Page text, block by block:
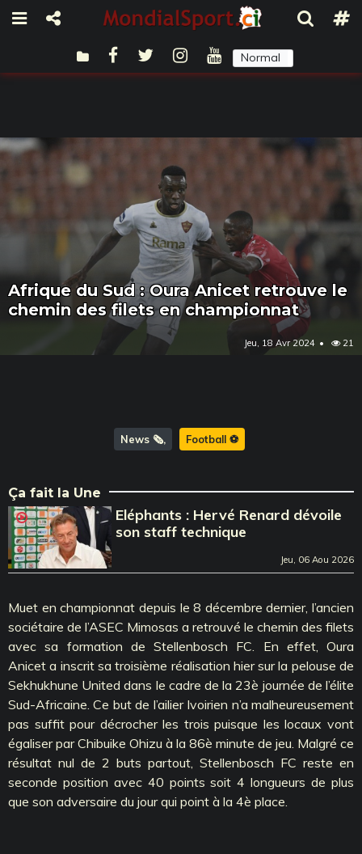
Normal
Afrique du Sud : Oura Anicet retrouve le
chemin des filets en championnat
Jeu, 18 Avr 2024 21
News 🗞️ Football ⚽️
Ça fait la Une
Eléphants : Hervé Renard dévoile
son staff technique
Jeu, 06 Aou 2026
Muet en championnat depuis le 8 décembre dernier, l’ancien
sociétaire de l’ASEC Mimosas a retrouvé le chemin des filets
avec sa formation de Stellenbosch FC. En effet, Oura
Anicet a inscrit sa troisième réalisation hier sur la pelouse de
Sekhukhune United dans le cadre de la 23è journée de l’élite
Sud-Africaine. Ce but de l’ailier Ivoirien n’a malheureusement
pas suffit pour décrocher les trois puisque les locaux vont
égaliser par Chibuike Ohizu à la 86è minute de jeu. Malgré ce
résultat nul de 2 buts partout, Stellenbosch FC reste en
seconde position avec 40 points soit 4 longueurs de plus
que son adversaire du jour qui point à la 4è place.